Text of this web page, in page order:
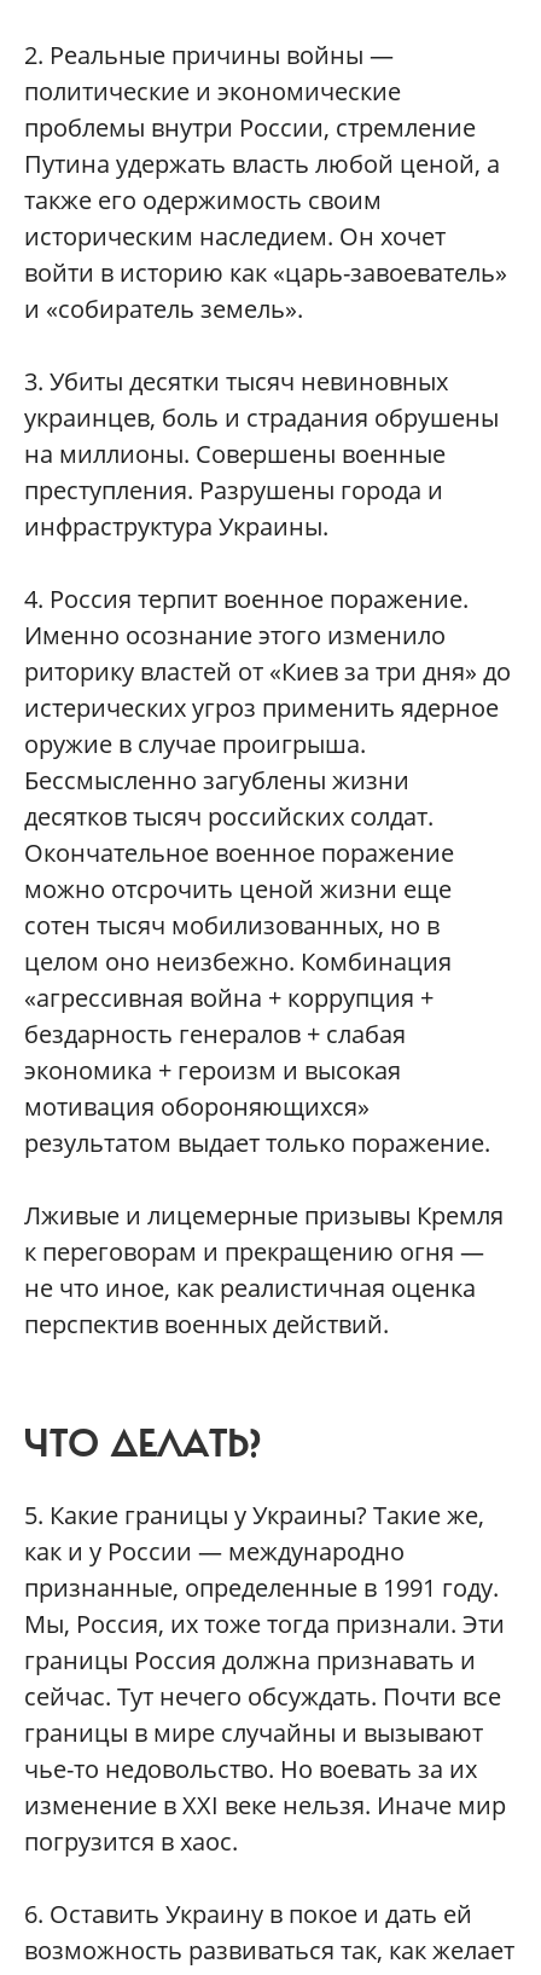
2. Реальные причины войны —
политические и экономические
проблемы внутри России, стремление
Путина удержать власть любой ценой, а
также его одержимость своим
историческим наследием. Он хочет
войти в историю как «царь-завоеватель»
и «собиратель земель».
3. Убиты десятки тысяч невиновных
украинцев, боль и страдания обрушены
на миллионы. Совершены военные
преступления. Разрушены города и
инфраструктура Украины.
4. Россия терпит военное поражение.
Именно осознание этого изменило
риторику властей от «Киев за три дня» до
истерических угроз применить ядерное
оружие в случае проигрыша.
Бессмысленно загублены жизни
десятков тысяч российских солдат.
Окончательное военное поражение
можно отсрочить ценой жизни еще
сотен тысяч мобилизованных, но в
целом оно неизбежно. Комбинация
«агрессивная война + коррупция +
бездарность генералов + слабая
экономика + героизм и высокая
мотивация обороняющихся»
результатом выдает только поражение.
Лживые и лицемерные призывы Кремля
к переговорам и прекращению огня —
не что иное, как реалистичная оценка
перспектив военных действий.
ЧТО ДЕЛАТЬ?
5. Какие границы у Украины? Такие же,
как и у России — международно
признанные, определенные в 1991 году.
Мы, Россия, их тоже тогда признали. Эти
границы Россия должна признавать и
сейчас. Тут нечего обсуждать. Почти все
границы в мире случайны и вызывают
чье-то недовольство. Но воевать за их
изменение в XXI веке нельзя. Иначе мир
погрузится в хаос.
6. Оставить Украину в покое и дать ей
возможность развиваться так, как желает